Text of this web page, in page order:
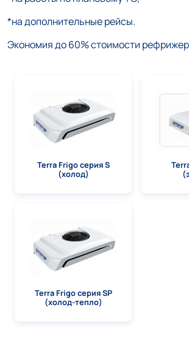
*на дополнительные рейсы.
Экономия до 60% стоимости
Terra Frigo серия S
(холод)
Terra Frigo серия SP
(холод-тепло)